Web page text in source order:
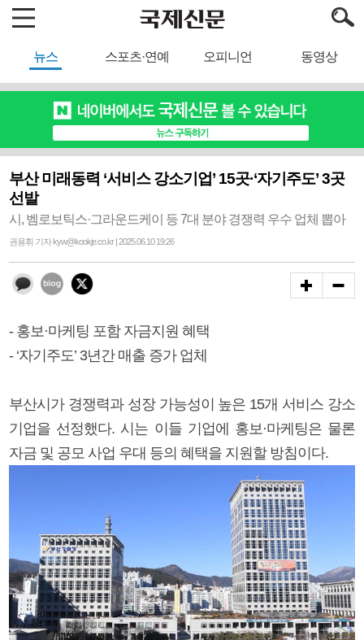
뉴스 스포츠·연예 오피니언 동영상
부산 미래동력 ‘서비스 강소기업’ 15곳·‘자기주도’ 3곳
선발
시, 벰로보틱스·그라운드케이 등 7대 분야 경쟁력 우수 업체 뽑아
권용휘 기자 kyw@kookje.co.kr | 2025.06.10 19:26
- 홍보·마케팅 포함 자금지원 혜택
- ‘자기주도’ 3년간 매출 증가 업체
부산시가 경쟁력과 성장 가능성이 높은 15개 서비스 강소
기업을 선정했다. 시는 이들 기업에 홍보·마케팅은 물론
자금 및 공모 사업 우대 등의 혜택을 지원할 방침이다.